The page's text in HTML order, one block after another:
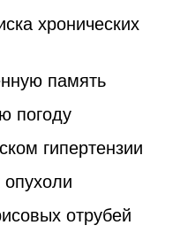
хронических
память
погоду
гипертензии
отрубей